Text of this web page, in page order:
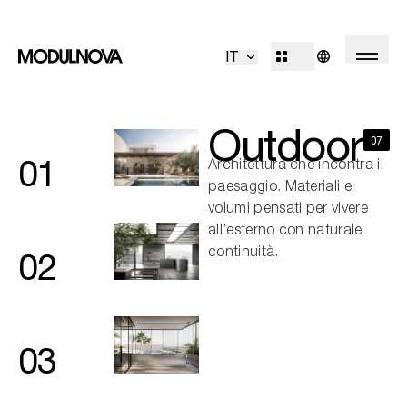
IT
Design Identity
Journal
Collezioni
Corporate
01
02
03
Outdoor 07
Architettura che incontra il
paesaggio. Materiali e
volumi pensati per vivere
all’esterno con naturale
continuità.